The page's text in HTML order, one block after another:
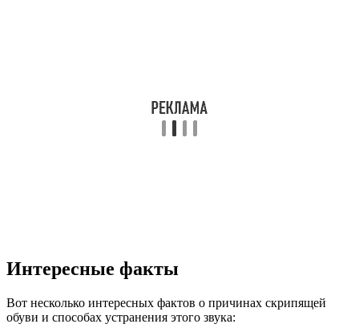
Интересные факты
Вот несколько интересных фактов о причинах скрипящей
обуви и способах устранения этого звука: